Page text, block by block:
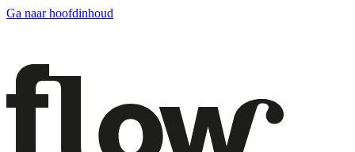
Ga naar hoofdinhoud